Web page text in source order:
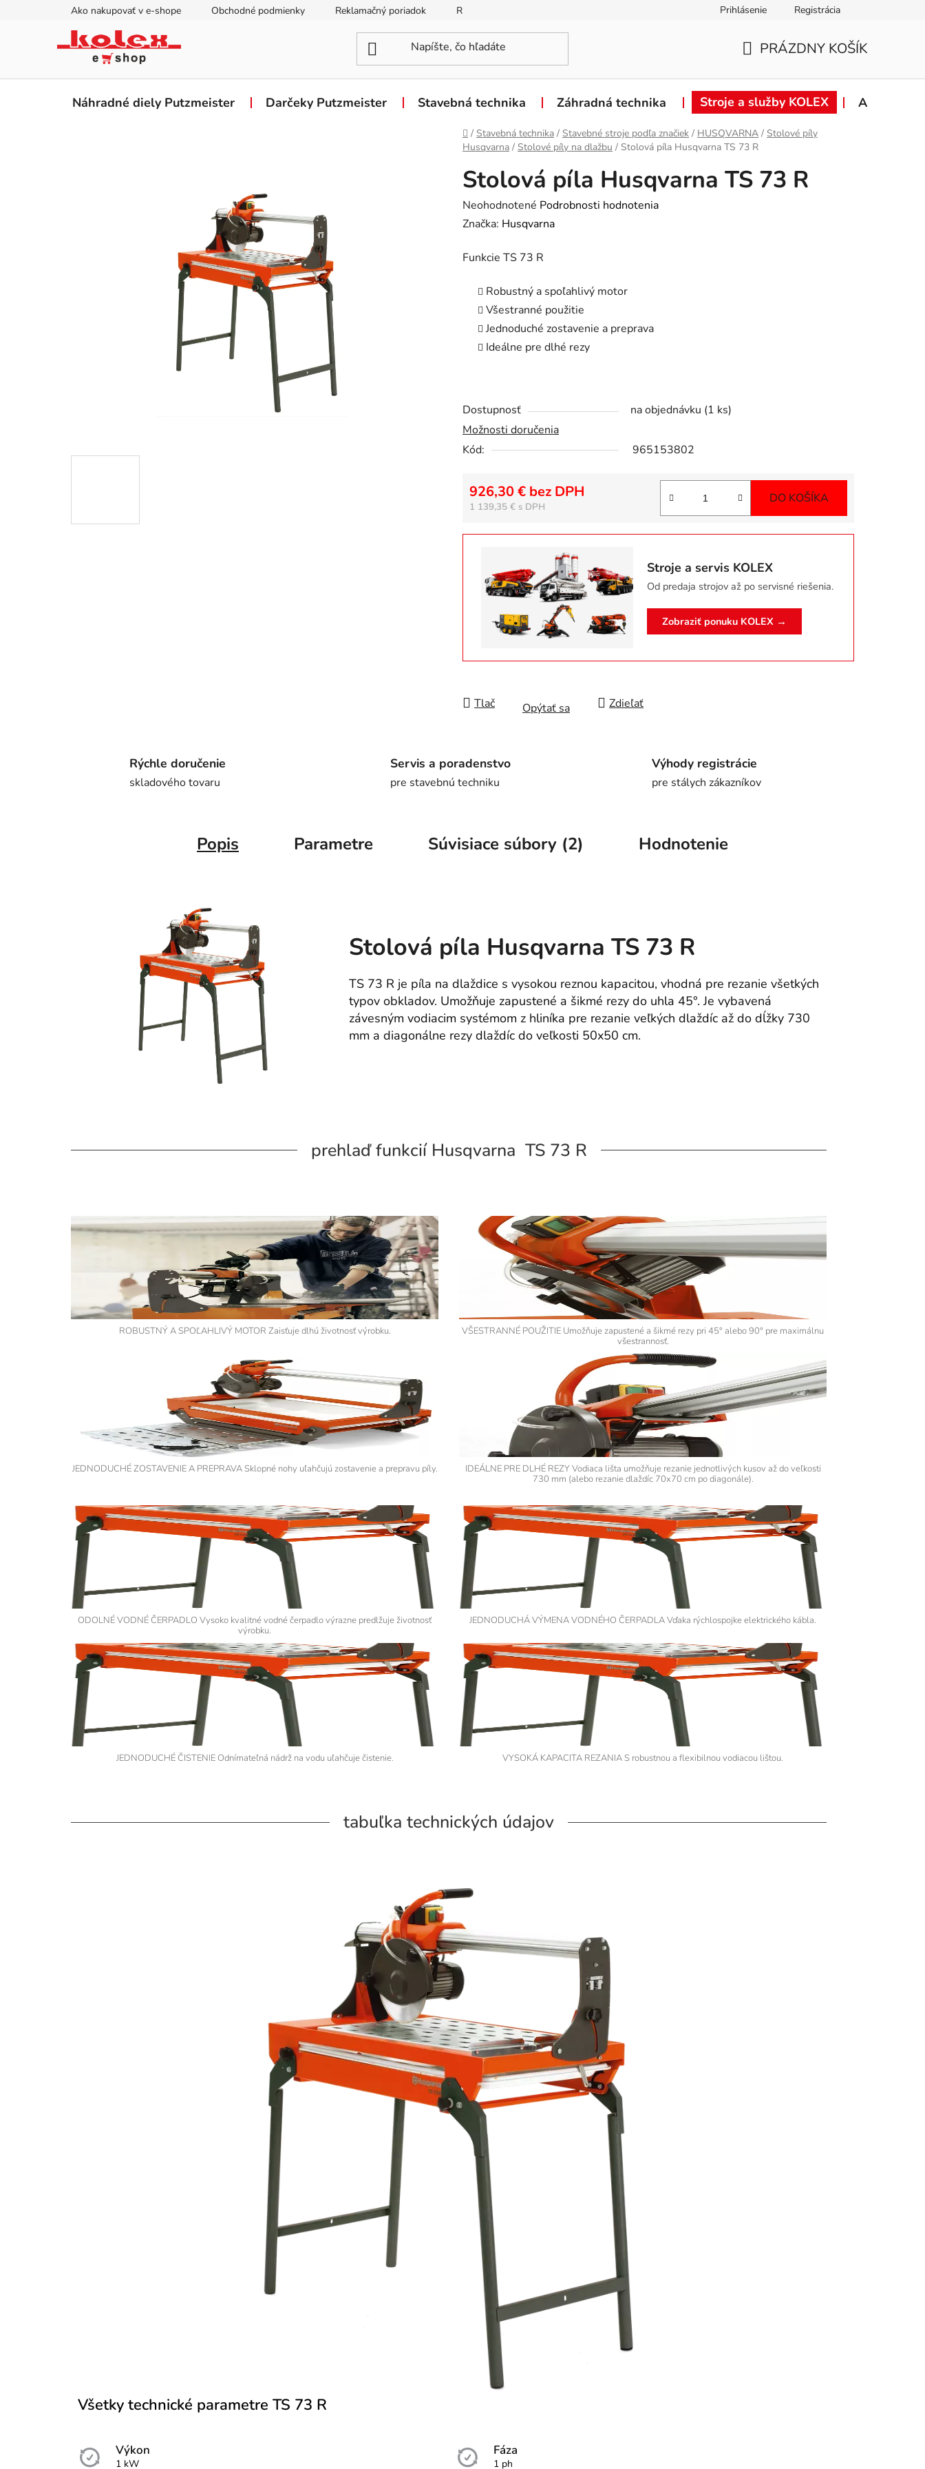
Ako nakupovať v e-shope Obchodné podmienky Reklamačný poriadok Reklamačný formulár Záručné podmienky Podmienky ochrany
Prihlásenie Registrácia
KOŠÍK
PRÁZDNY KOŠÍK
Náhradné diely Putzmeister Darčeky Putzmeister Stavebná technika Záhradná technika Stroje a služby KOLEX Akcie
Domov
/ Stavebná technika / Stavebné stroje podľa značiek / HUSQVARNA / Stolové píly
Husqvarna / Stolové píly na dlažbu / Stolová píla Husqvarna TS 73 R
Stolová píla Husqvarna TS 73 R
Priemerné
hodnotenie
je
hviezdičiek.
Neohodnotené Podrobnosti hodnotenia
Značka: Husqvarna
Funkcie TS 73 R
Robustný a spoľahlivý motor
Všestranné použitie
Jednoduché zostavenie a preprava
Ideálne pre dlhé rezy
Dostupnosť na objednávku (1 ks)
Možnosti doručenia
Kód:
965153802
1 139,35 €
926,30 € bez DPH DO KOŠÍKA
Stroje a servis KOLEX
Od predaja strojov až po servisné riešenia.
Zobraziť ponuku KOLEX →
Tlač Opýtať sa Zdieľať
Rýchle doručenie
skladového tovaru
Servis a poradenstvo
pre stavebnú techniku
Výhody registrácie
pre stálych zákazníkov
Popis Parametre Súvisiace súbory (2) Hodnotenie
Stolová píla Husqvarna TS 73 R
TS 73 R je píla na dlaždice s vysokou reznou kapacitou, vhodná pre rezanie všetkých
typov obkladov. Umožňuje zapustené a šikmé rezy do uhla 45°. Je vybavená
závesným vodiacim systémom z hliníka pre rezanie veľkých dlaždíc až do dĺžky 730
mm a diagonálne rezy dlaždíc do veľkosti 50x50 cm.
prehlaď funkcií Husqvarna TS 73 R
ROBUSTNÝ A SPOĽAHLIVÝ MOTOR Zaisťuje dlhú životnosť výrobku.
VŠESTRANNÉ POUŽITIE Umožňuje zapustené a šikmé rezy pri 45° alebo 90° pre maximálnu
všestrannosť.
JEDNODUCHÉ ZOSTAVENIE A PREPRAVA Sklopné nohy uľahčujú zostavenie a prepravu píly.
IDEÁLNE PRE DLHÉ REZY Vodiaca lišta umožňuje rezanie jednotlivých kusov až do veľkosti
730 mm (alebo rezanie dlaždíc 70x70 cm po diagonále).
ODOLNÉ VODNÉ ČERPADLO Vysoko kvalitné vodné čerpadlo výrazne predlžuje životnosť
výrobku.
JEDNODUCHÁ VÝMENA VODNÉHO ČERPADLA Vďaka rýchlospojke elektrického kábla.
JEDNODUCHÉ ČISTENIE Odnímateľná nádrž na vodu uľahčuje čistenie. VYSOKÁ KAPACITA REZANIA S robustnou a flexibilnou vodiacou lištou.
tabuľka technických údajov
Všetky technické parametre TS 73 R
Výkon
1 kW
Fáza
1 ph